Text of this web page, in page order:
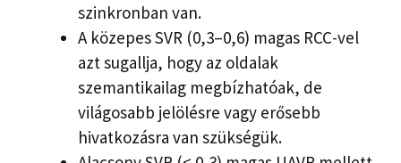
szinkronban van.
A közepes SVR (0,3–0,6) magas RCC-vel
azt sugallja, hogy az oldalak
szemantikailag megbízhatóak, de
világosabb jelölésre vagy erősebb
hivatkozásra van szükségük.